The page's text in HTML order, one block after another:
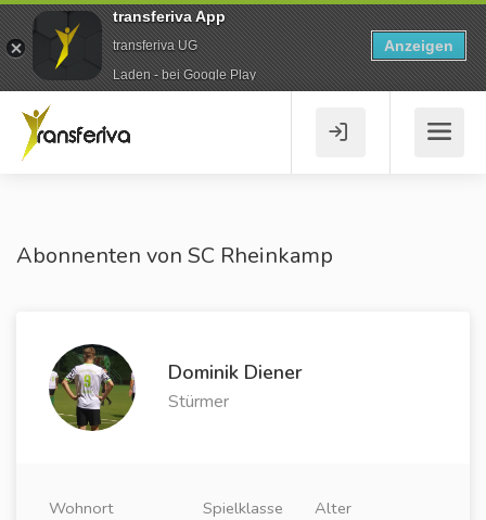
Abonnenten von SC Rheinkamp
Dominik Diener
Stürmer
Wohnort
Spielklasse
Alter
transferiva App
transferiva UG
Laden - bei Google Play
Anzeigen